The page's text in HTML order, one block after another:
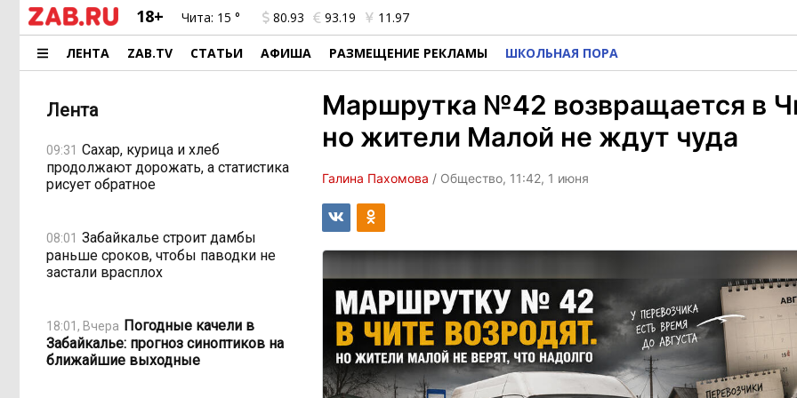
18+ Чита: 15 ° 80.93 93.19 11.97
ЛЕНТА ZAB.TV СТАТЬИ АФИША РАЗМЕЩЕНИЕ РЕКЛАМЫ ШКОЛЬНАЯ ПОРА
Лента
09:31 Сахар, курица и хлеб
продолжают дорожать, а статистика
рисует обратное
08:01 Забайкалье строит дамбы
раньше сроков, чтобы паводки не
застали врасплох
18:01, Вчера Погодные качели в
Забайкалье: прогноз синоптиков на
ближайшие выходные
Маршрутка №42 возвращается в
но жители Малой не ждут чуда
Галина Пахомова / Общество, 11:42, 1 июня